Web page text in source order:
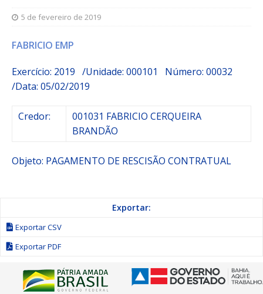
5 de fevereiro de 2019
FABRICIO EMP
Exercício: 2019 /Unidade: 000101 Número: 00032
/Data: 05/02/2019
Credor:
001031 FABRICIO CERQUEIRA
BRANDÃO
Objeto: PAGAMENTO DE RESCISÃO CONTRATUAL
Exportar:
Exportar CSV
Exportar PDF